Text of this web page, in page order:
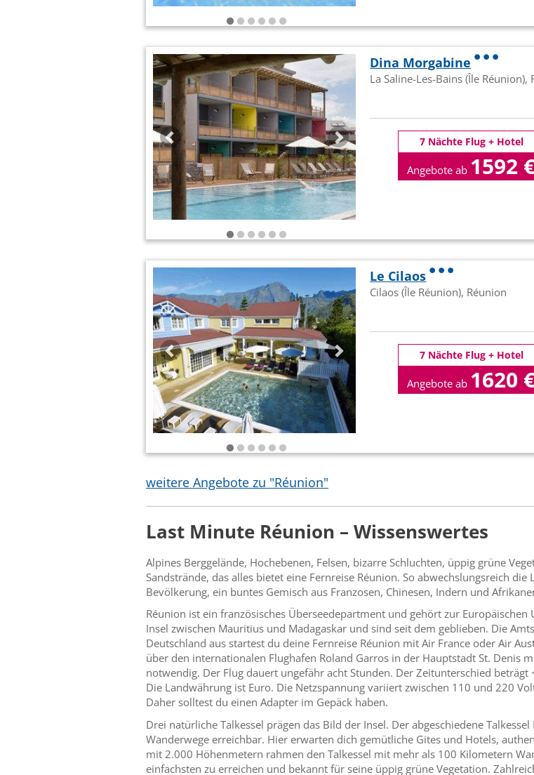
Dina Morgabine
La Saline-Les-Bains (Île Réunion),
7 Nächte Flug + Hotel
Angebote ab 1592
Le Cilaos
Cilaos (Île Réunion), Réunion
7 Nächte Flug + Hotel
Angebote ab 1620
weitere Angebote zu "Réunion"
Last Minute Réunion – Wissenswertes
Alpines Berggelände, Hochebenen, Felsen, bizarre Schluchten, üppig grüne
Sandstrände, das alles bietet eine Fernreise Réunion. So abwechslungsreich
Bevölkerung, ein buntes Gemisch aus Franzosen, Chinesen, Indern und
Réunion ist ein französisches Überseedepartment und gehört zur
Insel zwischen Mauritius und Madagaskar und sind seit dem geblieben. Die
Deutschland aus startest du deine Fernreise Réunion mit Air France oder Air
über den internationalen Flughafen Roland Garros in der Hauptstadt St. Denis
notwendig. Der Flug dauert ungefähr acht Stunden. Der Zeitunterschied
Die Landwährung ist Euro. Die Netzspannung variiert zwischen 110 und 220
Daher solltest du einen Adapter im Gepäck haben.
Drei natürliche Talkessel prägen das Bild der Insel. Der abgeschiedene
Wanderwege erreichbar. Hier erwarten dich gemütliche Gites und Hotels,
mit 2.000 Höhenmetern rahmen den Talkessel mit mehr als 100 Kilometern
einfachsten zu erreichen und bekannt für seine üppig grüne Vegetation.